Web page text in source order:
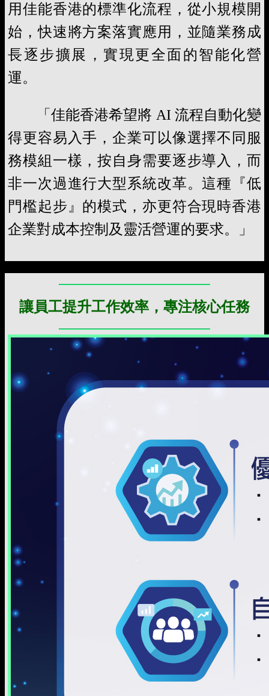
用佳能香港的標準化流程，從小規模開
始，快速將方案落實應用，並隨業務成
長逐步擴展，實現更全面的智能化營
運。
「佳能香港希望將 AI 流程自動化變
得更容易入手，企業可以像選擇不同服
務模組一樣，按自身需要逐步導入，而
非一次過進行大型系統改革。這種『低
門檻起步』的模式，亦更符合現時香港
企業對成本控制及靈活營運的要求。」
讓員工提升工作效率，專注核心任務